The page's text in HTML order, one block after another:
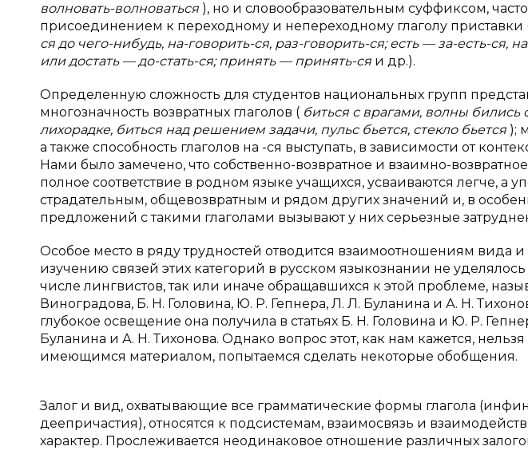
волновать-волноваться ), но и словообразовательным суффиксом,
присоединением к переходному и непереходному глаголу приставки
ся до чего-нибудь, на-говорить-ся, раз-говорить-ся; есть — за-есть-ся,
или достать — до-стать-ся; принять — принять-ся и др.).
Определенную сложность для студентов национальных групп
многозначность возвратных глаголов ( биться с врагами, волны бились
лихорадке, биться над решением задачи, пульс бьется, стекло бьется );
а также способность глаголов на -ся выступать, в зависимости от
Нами было замечено, что собственно-возвратное и взаимно-
полное соответствие в родном языке учащихся, усваиваются легче, а
страдательным, общевозвратным и рядом других значений и, в
предложений с такими глаголами вызывают у них серьезные
Особое место в ряду трудностей отводится взаимоотношениям вида и
изучению связей этих категорий в русском языкознании не
числе лингвистов, так или иначе обращавшихся к этой проблеме,
Виноградова, Б. Н. Головина, Ю. Р. Гепнера, Л. Л. Буланина и А. Н.
глубокое освещение она получила в статьях Б. Н. Головина и Ю. Р.
Буланина и А. Н. Тихонова. Однако вопрос этот, как нам кажется,
имеющимся материалом, попытаемся сделать некоторые обобщения.
Залог и вид, охватывающие все грамматические формы глагола
деепричастия), относятся к подсистемам, взаимосвязь и
характер. Прослеживается неодинаковое отношение различных